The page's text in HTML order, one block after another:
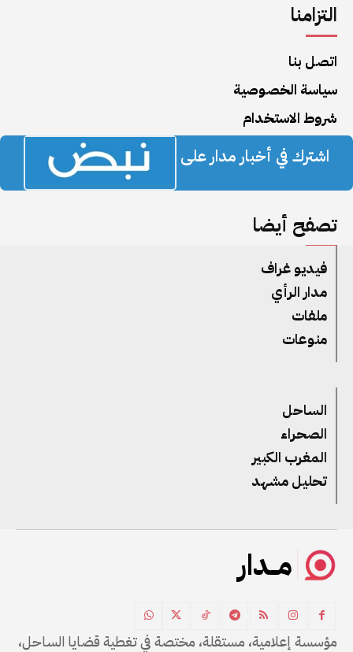
التزامنا
اتصل بنا
سياسة الخصوصية
شروط الاستخدام
اشترك في أخبار مدار على
تصفح أيضا
فيديو غراف
مدار الرأي
ملفات
منوعات
الساحل
الصحراء
المغرب الكبير
تحليل مشهد
مــدار
مؤسسة إعلامية، مستقلة، مختصة في تغطية قضايا الساحل،